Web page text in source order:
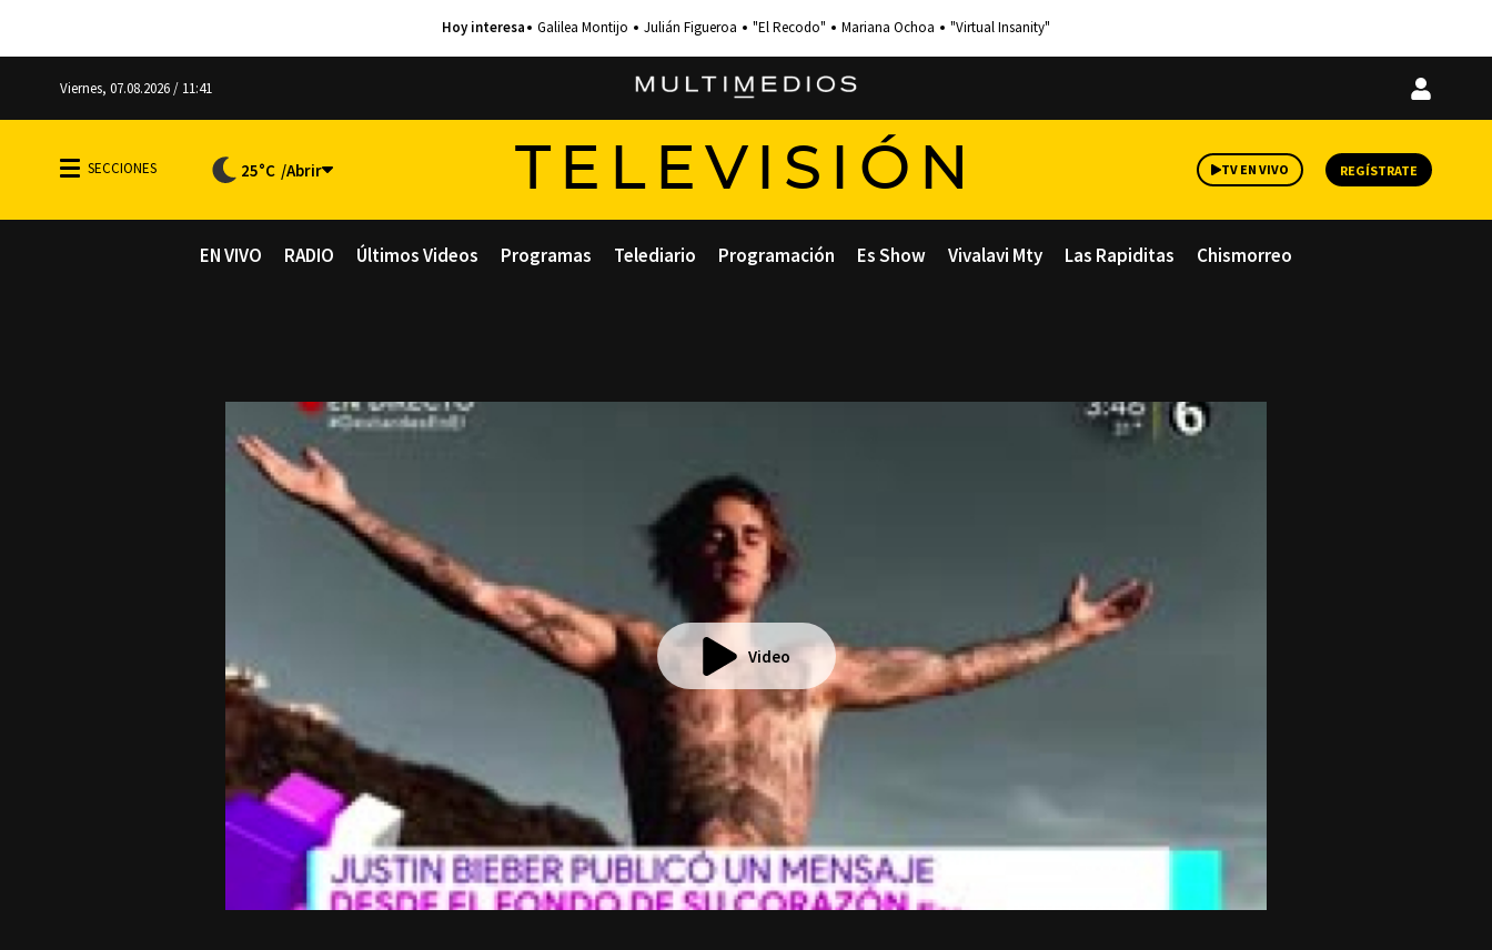
Galilea Montijo Julián Figueroa "El Recodo" Mariana Ochoa "Virtual Insanity"
Viernes, 07.08.2026 / 11:41
Iniciar
25°C TELEVISIÓN TV EN VIVO REGÍSTRATE
EN VIVO RADIO Últimos Videos Programas Telediario Programación Es Show Vivalavi Mty Las Rapiditas Chismorreo
Video